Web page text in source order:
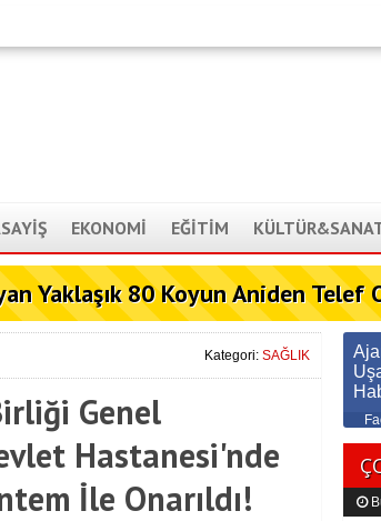
EKONOMİ EĞİTİM
Yaklaşık 80 Koyun Aniden Telef
Kategori: SAĞLIK
Genel
Hastanesi'nde
İle Onarıldı!